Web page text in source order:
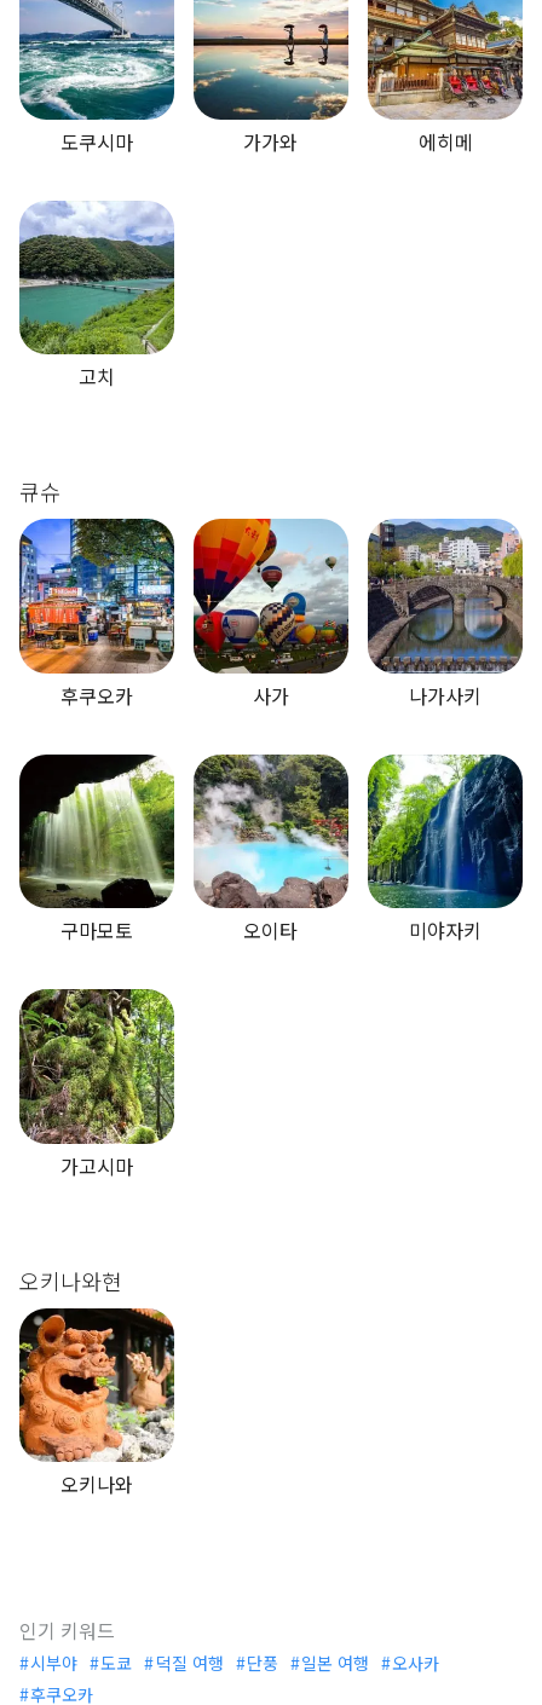
도쿠시마 가가와 에히메
고치
큐슈
후쿠오카 사가 나가사키
구마모토 오이타 미야자키
가고시마
오키나와현
오키나와
인기 키워드
시부야 도쿄 덕질 여행 단풍 일본 여행
오사카
후쿠오카